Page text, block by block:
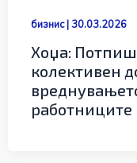
бизнис|30.03.2026
Хоџа:
колективен
работниците